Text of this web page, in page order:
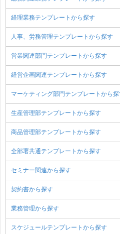
経理業務テンプレートから探す
人事、労務管理テンプレートから探す
営業関連部門テンプレートから探す
経営企画関連テンプレートから探す
マーケティング部門テンプレートから
生産管理部テンプレートから探す
商品管理部テンプレートから探す
全部署共通テンプレートから探す
セミナー関連から探す
契約書から探す
業務管理から探す
スケジュールテンプレートから探す